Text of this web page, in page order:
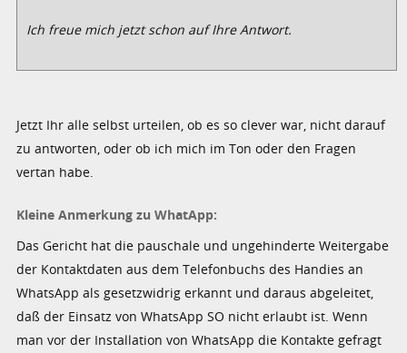
Ich freue mich jetzt schon auf Ihre Antwort.
Jetzt Ihr alle selbst urteilen, ob es so clever war, nicht darauf
zu antworten, oder ob ich mich im Ton oder den Fragen
vertan habe.
Kleine Anmerkung zu WhatApp:
Das Gericht hat die pauschale und ungehinderte Weitergabe
der Kontaktdaten aus dem Telefonbuchs des Handies an
WhatsApp als gesetzwidrig erkannt und daraus abgeleitet,
daß der Einsatz von WhatsApp SO nicht erlaubt ist. Wenn
man vor der Installation von WhatsApp die Kontakte gefragt